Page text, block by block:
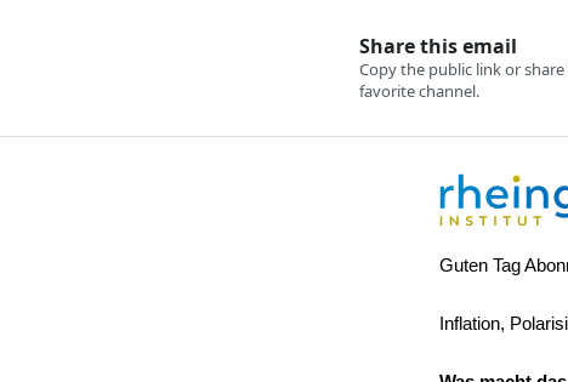
Guten Tag
Inflation,